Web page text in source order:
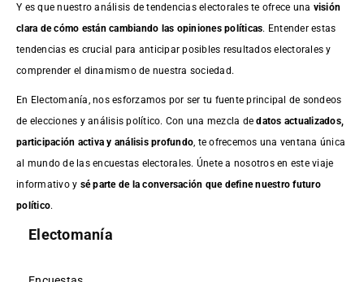
Y es que nuestro análisis de tendencias electorales te ofrece una visión
clara de cómo están cambiando las opiniones políticas. Entender estas
tendencias es crucial para anticipar posibles resultados electorales y
comprender el dinamismo de nuestra sociedad.
En Electomanía, nos esforzamos por ser tu fuente principal de sondeos
de elecciones y análisis político. Con una mezcla dedatos actualizados,
participación activa y análisis profundo , te ofrecemos una ventana única
al mundo de las encuestas electorales. Únete a nosotros en este viaje
informativo y sé parte de la conversación que define nuestro futuro
político.
Electomanía